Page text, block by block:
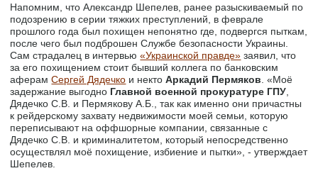
Напомним, что Александр Шепелев, ранее разыскиваемый по
подозрению в серии тяжких преступлений, в феврале
прошлого года был похищен непонятно где, подвергся пыткам,
после чего был подброшен Службе безопасности Украины.
Сам страдалец в интервью«Украинской правде» заявил, что
за его похищением стоит бывший коллега по банковским
аферамСергей Дядечко и нектоАркадий Пермяков . «Моё
задержание выгодно Главной военной прокуратуре ГПУ
Дядечко С.В. и Пермякову А.Б., так как именно они причастны
к рейдерскому захвату недвижимости моей семьи, которую
переписывают на оффшорные компании, связанные с
Дядечко С.В. и криминалитетом, который непосредственно
осуществлял моё похищение, избиение и пытки», - утверждает
Шепелев.